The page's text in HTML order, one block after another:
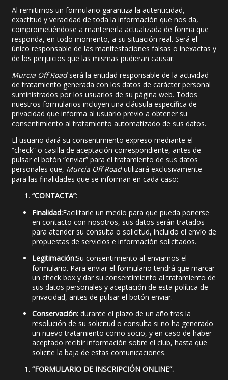
Al remitirnos un formulario garantiza la autenticidad,
exactitud y veracidad de toda la información que nos da,
comprometiéndose a mantenerla actualizada de forma que
responda, en todo momento, a su situación real. Será el
único responsable de las manifestaciones falsas o inexactas y
de los perjuicios que las mismas pudieran causar.
Murcia Off Roadserá la entidad responsable de la actividad
de tratamiento generada con los datos de carácter personal
suministrados por los usuarios de su página web. Todos
nuestros formularios incluyen una cláusula específica de
privacidad que informa al usuario previo a obtener su
consentimiento al tratamiento automatizado de sus datos.
El usuario dará su consentimiento expreso mediante el
“check” o casilla de aceptación correspondiente, antes de
pulsar el botón “enviar” para el tratamiento de sus datos
personales que, Murcia Off Roadutilizará exclusivamente
para las finalidades que se informan en cada caso:
“CONTACTA”:
Finalidad:Facilitarle un medio para que pueda ponerse
en contacto con nosotros, sus datos serán tratados
para atender su consulta o solicitud, incluido el envío de
propuestas de servicios e información solicitados.
Legitimación:Su consentimiento al enviarnos el
formulario. Para enviar el formulario tendrá que marcar
un check box y dar su consentimiento al tratamiento de
sus datos personales y aceptación de esta política de
privacidad, antes de pulsar el botón enviar.
Conservación: durante el plazo de un año tras la
resolución de su solicitud o consulta si no ha generado
un nuevo tratamiento como socio, y en caso de haber
aceptado recibir información sobre el club, hasta que
solicite la baja de estas comunicaciones.
“FORMULARIO DE INSCRIPCIÓN ONLINE”.